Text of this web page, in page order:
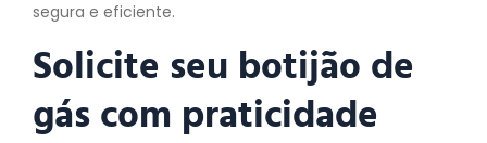
segura e eficiente.
Solicite seu botijão de
gás com praticidade